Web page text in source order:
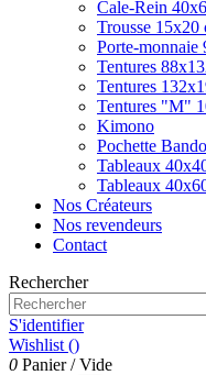
Cale-Rein
Trousse 15x20
Porte-monnaie
Tentures
Tentures
Tentures "M"
Kimono
Pochette
Tableaux
Tableaux
Nos Créateurs
Nos revendeurs
Contact
Rechercher
S'identifier
Wishlist ()
0 Panier /Vide